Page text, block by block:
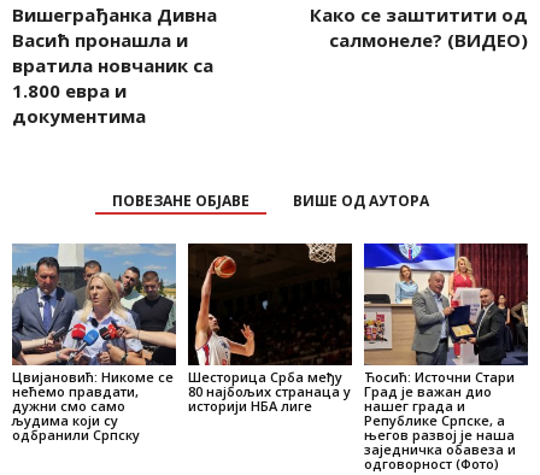
Вишеграђанка Дивна
Васић пронашла и
вратила новчаник са
1.800 евра и
документима
Како се заштитити од
салмонеле? (ВИДЕО)
ПОВЕЗАНЕ ОБЈАВЕ ВИШЕ ОД АУТОРА
Цвијановић: Никоме се
нећемо правдати,
дужни смо само
људима који су
одбранили Српску
Шесторица Срба међу
80 најбољих странаца у
историји НБА лиге
Ћосић: Источни Стари
Град је важан дио
нашег града и
Републике Српске, а
његов развој је наша
заједничка обавеза и
одговорност (Фото)